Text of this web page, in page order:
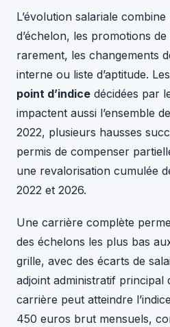
L’évolution salariale combine
d’échelon, les promotions
rarement, les changements
interne ou liste d’aptitude. Les
point d’indice décidées par
impactent aussi l’ensemble
2022, plusieurs hausses
permis de compenser
une revalorisation cumulée
2022 et 2026.
Une carrière complète
des échelons les plus bas
grille, avec des écarts de
adjoint administratif principal
carrière peut atteindre
450 euros brut mensuels,